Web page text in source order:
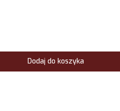
Dodaj do koszyka